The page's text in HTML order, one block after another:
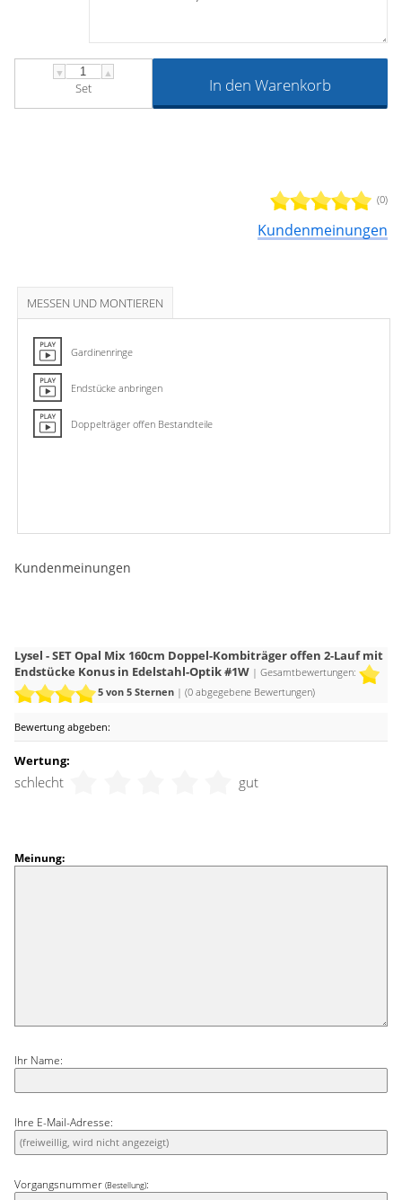
Der Edelstahl-Glanz lässt dieses Accessoire wie ein echtes
(0)
Kundenmeinungen
▼ ▲
Set In den Warenkorb
MESSEN UND MONTIEREN
Gardinenringe
Endstücke anbringen
Doppelträger offen Bestandteile
Kundenmeinungen
Lysel - SET Opal Mix 160cm Doppel-Kombiträger offen 2-Lauf mit
Endstücke Konus in Edelstahl-Optik #1W| Gesamtbewertungen:
5von 5 Sternen | (0abgegebene Bewertungen)
Bewertung abgeben:
Wertung:
schlecht gut
Meinung:
Ihr Name:
Ihre E-Mail-Adresse:
Vorgangsnummer (Bestellung):